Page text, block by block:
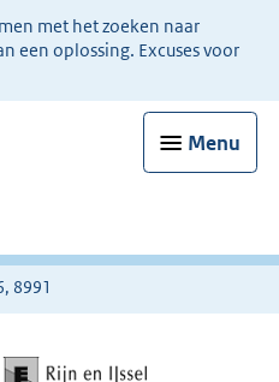
met het zoeken naar
een oplossing. Excuses voor
Menu
8991